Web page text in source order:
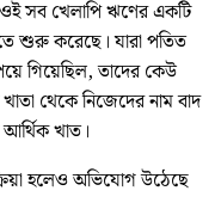
সব খেলাপি ঋণের একটি
শুরু করেছে। যারা পতিত
গিয়েছিল, তাদের কেউ
থেকে নিজেদের নাম বাদ
খাত।
হলেও অভিযোগ উঠেছে